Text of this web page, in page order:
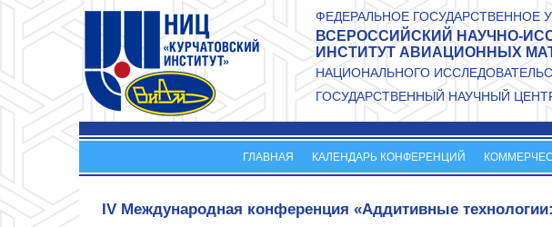
Перейти к основному содержанию
ФЕДЕРАЛЬНОЕ ГОСУДАРСТВЕННОЕ
ВСЕРОССИЙСКИЙ НАУЧНО-
ИНСТИТУТ АВИАЦИОННЫХ
НАЦИОНАЛЬНОГО
ГОСУДАРСТВЕННЫЙ НАУЧНЫЙ
ГЛАВНАЯ КАЛЕНДАРЬ КОНФЕРЕНЦИЙ
IV Международная конференция «Аддитивные